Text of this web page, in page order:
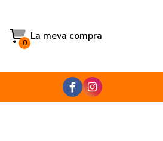
La meva compra
0